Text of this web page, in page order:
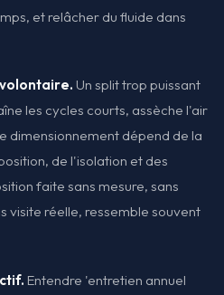
et relâcher du fluide dans
Un split trop puissant
les cycles courts, assèche l'air
dimensionnement dépend de la
de l'isolation et des
faite sans mesure, sans
visite réelle, ressemble souvent
Entendre 'entretien annuel